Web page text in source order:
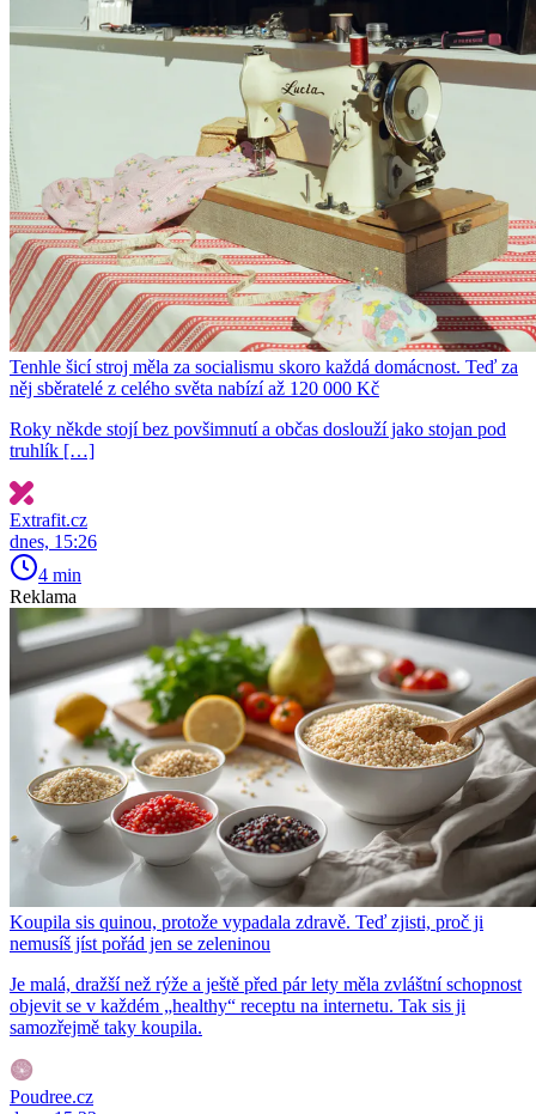
Tenhle šicí stroj měla za socialismu skoro každá domácnost. Teď za
něj sběratelé z celého světa nabízí až 120 000 Kč
Roky někde stojí bez povšimnutí a občas doslouží jako stojan pod
truhlík […]
Extrafit.cz
dnes, 15:26
4 min
Reklama
Koupila sis quinou, protože vypadala zdravě. Teď zjisti, proč ji
nemusíš jíst pořád jen se zeleninou
Je malá, dražší než rýže a ještě před pár lety měla zvláštní schopnost
objevit se v každém „healthy“ receptu na internetu. Tak sis ji
samozřejmě taky koupila.
Poudree.cz